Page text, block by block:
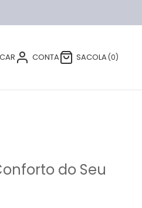
CONTA SACOLA 0
do Seu